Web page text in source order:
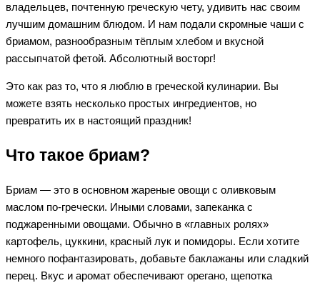
владельцев, почтенную греческую чету, удивить нас своим
лучшим домашним блюдом. И нам подали скромные чаши с
бриамом, разнообразным тёплым хлебом и вкусной
рассыпчатой фетой. Абсолютный восторг!
Это как раз то, что я люблю в греческой кулинарии. Вы
можете взять несколько простых ингредиентов, но
превратить их в настоящий праздник!
Что такое бриам?
Бриам — это в основном жареные овощи с оливковым
маслом по-гречески. Иными словами, запеканка с
поджаренными овощами. Обычно в «главных ролях»
картофель, цуккини, красный лук и помидоры. Если хотите
немного пофантазировать, добавьте баклажаны или сладкий
перец. Вкус и аромат обеспечивают орегано, щепотка